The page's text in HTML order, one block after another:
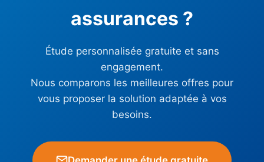
assurances ?
Étude personnalisée gratuite et sans
engagement.
Nous comparons les meilleures offres pour
vous proposer la solution adaptée à vos
besoins.